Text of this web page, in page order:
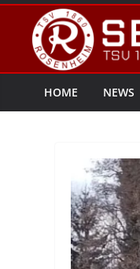
Zum
Inhalt
springen
HOME NEWS